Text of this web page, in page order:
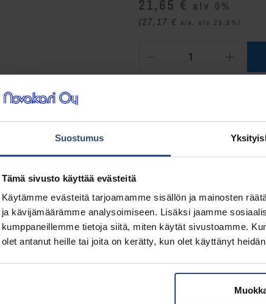
Suostumus
Tämä sivusto käyttää evästeitä
Käytämme evästeitä tarjoamamme sisällön ja mainosten
ja kävijämäärämme analysoimiseen. Lisäksi jaamme
kumppaneillemme tietoja siitä, miten käytät sivustoamme.
olet antanut heille tai joita on kerätty, kun olet käyttänyt
21,65 € alv 0%
(27,17 € sis. alv 25.5%)
Kuvaus